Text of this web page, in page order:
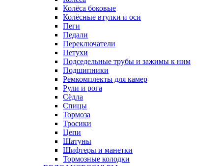
Колёса боковые
Колёсные втулки и оси
Пеги
Педали
Переключатели
Петухи
Подседельные трубы и зажимы к ним
Подшипники
Ремкомплекты для камер
Рули и рога
Сёдла
Спицы
Тормоза
Тросики
Цепи
Шатуны
Шифтеры и манетки
Тормозные колодки